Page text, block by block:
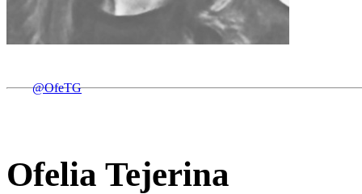
@OfeTG
Ofelia Tejerina